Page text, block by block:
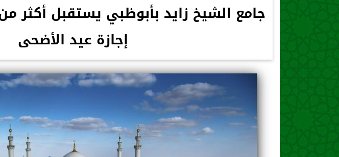
إجازة عيد الأضحى